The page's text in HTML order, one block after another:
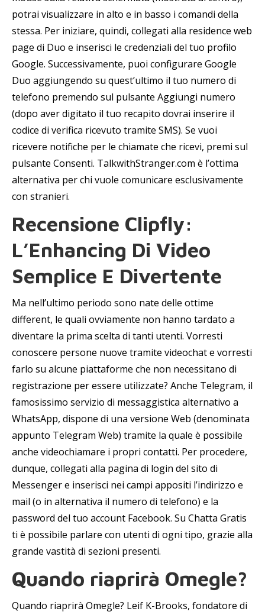
potrai visualizzare in alto e in basso i comandi della
stessa. Per iniziare, quindi, collegati alla residence web
page di Duo e inserisci le credenziali del tuo profilo
Google. Successivamente, puoi configurare Google
Duo aggiungendo su quest’ultimo il tuo numero di
telefono premendo sul pulsante Aggiungi numero
(dopo aver digitato il tuo recapito dovrai inserire il
codice di verifica ricevuto tramite SMS). Se vuoi
ricevere notifiche per le chiamate che ricevi, premi sul
pulsante Consenti. TalkwithStranger.com è l’ottima
alternativa per chi vuole comunicare esclusivamente
con stranieri.
Recensione Clipfly:
L’Enhancing Di Video
Semplice E Divertente
Ma nell’ultimo periodo sono nate delle ottime
different, le quali ovviamente non hanno tardato a
diventare la prima scelta di tanti utenti. Vorresti
conoscere persone nuove tramite videochat e vorresti
farlo su alcune piattaforme che non necessitano di
registrazione per essere utilizzate? Anche Telegram, il
famosissimo servizio di messaggistica alternativo a
WhatsApp, dispone di una versione Web (denominata
appunto Telegram Web) tramite la quale è possibile
anche videochiamare i propri contatti. Per procedere,
dunque, collegati alla pagina di login del sito di
Messenger e inserisci nei campi appositi l’indirizzo e
mail (o in alternativa il numero di telefono) e la
password del tuo account Facebook. Su Chatta Gratis
ti è possibile parlare con utenti di ogni tipo, grazie alla
grande vastità di sezioni presenti.
Quando riaprirà Omegle?
Quando riaprirà Omegle? Leif K-Brooks, fondatore di